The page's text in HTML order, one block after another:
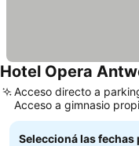
Hotel Opera
Acceso directo a
Acceso a gimnasio
Seleccioná las